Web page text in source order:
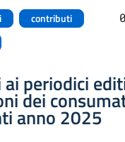
contributi
periodici
dei
anno 2025